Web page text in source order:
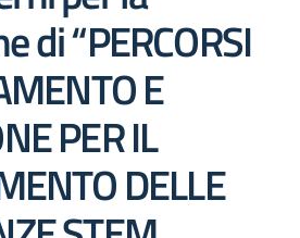
di “PERCORSI
E
PER IL
DELLE